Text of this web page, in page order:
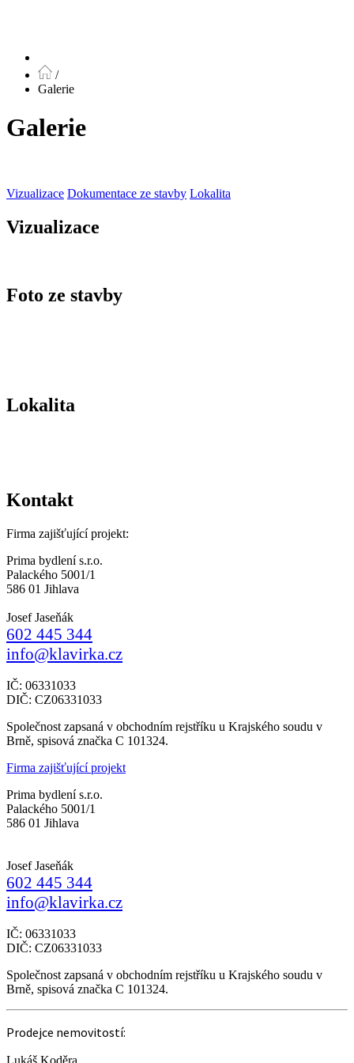
/
Galerie
Galerie
Vizualizace Dokumentace ze stavby Lokalita
Vizualizace
Foto ze stavby
Lokalita
Kontakt
Firma zajišťující projekt:
Prima bydlení s.r.o.
Palackého 5001/1
586 01 Jihlava
Josef Jaseňák
602 445 344
info@klavirka.cz
IČ: 06331033
DIČ: CZ06331033
Společnost zapsaná v obchodním rejstříku u Krajského soudu v
Brně, spisová značka C 101324.
Firma zajišťující projekt
Prima bydlení s.r.o.
Palackého 5001/1
586 01 Jihlava
Josef Jaseňák
602 445 344
info@klavirka.cz
IČ: 06331033
DIČ: CZ06331033
Společnost zapsaná v obchodním rejstříku u Krajského soudu v
Brně, spisová značka C 101324.
Prodejce nemovitostí: